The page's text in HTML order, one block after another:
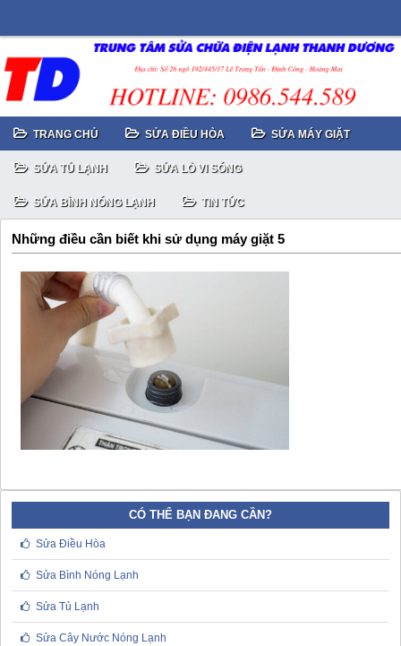
TRANG CHỦ SỬA ĐIỀU HÒA SỬA MÁY GIẶT
SỬA TỦ LẠNH SỬA LÒ VI SÓNG
SỬA BÌNH NÓNG LẠNH TIN TỨC
Những điều cần biết khi sử dụng máy giặt 5
CÓ THỂ BẠN ĐANG CẦN?
Sửa Điều Hòa
Sửa Bình Nóng Lạnh
Sửa Tủ Lạnh
Sửa Cây Nước Nóng Lạnh